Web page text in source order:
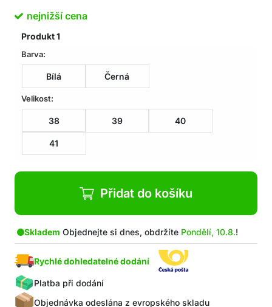
V balení: 1x pár barefoot bot
nejnižší cena
Produkt1
Barva:
Bílá Černá
Velikost:
38 39 40
41
Přidat do košíku
Skladem Objednejte si dnes, obdržíte Pondělí, 10.8.!
Rychlé dohledatelné dodání
Platba při dodání
Objednávka odeslána z evropského skladu